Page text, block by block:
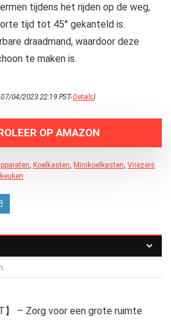
tijdens het rijden op de weg,
tijd tot 45° gekanteld is.
draadmand, waardoor deze
te maken is.
07/04/2023 22:19 PST-Details)
OP AMAZON
Koelkasten Minikoelkasten Vriezers
】 – Zorg voor een grote ruimte